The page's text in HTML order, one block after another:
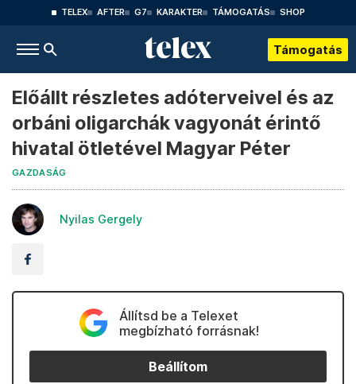
TELEX AFTER G7 KARAKTER TÁMOGATÁS SHOP
Támogatás
Előállt részletes adóterveivel és az
orbáni oligarchák vagyonát érintő
hivatal ötletével Magyar Péter
GAZDASÁG
Nyilas Gergely
Állítsd be a Telexet
megbízható forrásnak!
Beállítom